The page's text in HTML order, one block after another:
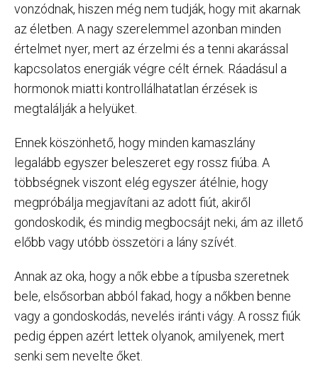
vonzódnak, hiszen még nem tudják, hogy mit akarnak
az életben. A nagy szerelemmel azonban minden
értelmet nyer, mert az érzelmi és a tenni akarással
kapcsolatos energiák végre célt érnek. Ráadásul a
hormonok miatti kontrollálhatatlan érzések is
megtalálják a helyüket.
Ennek köszönhető, hogy minden kamaszlány
legalább egyszer beleszeret egy rossz fiúba. A
többségnek viszont elég egyszer átélnie, hogy
megpróbálja megjavítani az adott fiút, akiről
gondoskodik, és mindig megbocsájt neki, ám az illető
előbb vagy utóbb összetöri a lány szívét.
Annak az oka, hogy a nők ebbe a típusba szeretnek
bele, elsősorban abból fakad, hogy a nőkben benne
vagy a gondoskodás, nevelés iránti vágy. A rossz fiúk
pedig éppen azért lettek olyanok, amilyenek, mert
senki sem nevelte őket.